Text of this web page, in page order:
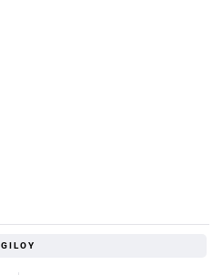
GILOY